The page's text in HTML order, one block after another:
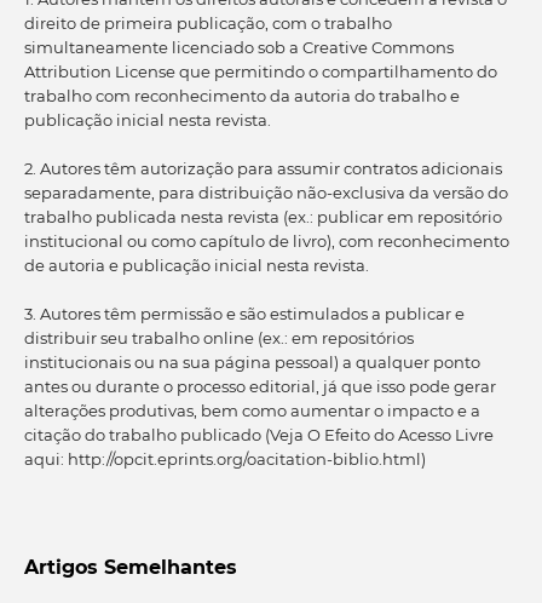
direito de primeira publicação, com o trabalho
simultaneamente licenciado sob a Creative Commons
Attribution License que permitindo o compartilhamento do
trabalho com reconhecimento da autoria do trabalho e
publicação inicial nesta revista.
2. Autores têm autorização para assumir contratos adicionais
separadamente, para distribuição não-exclusiva da versão do
trabalho publicada nesta revista (ex.: publicar em repositório
institucional ou como capítulo de livro), com reconhecimento
de autoria e publicação inicial nesta revista.
3. Autores têm permissão e são estimulados a publicar e
distribuir seu trabalho online (ex.: em repositórios
institucionais ou na sua página pessoal) a qualquer ponto
antes ou durante o processo editorial, já que isso pode gerar
alterações produtivas, bem como aumentar o impacto e a
citação do trabalho publicado (Veja O Efeito do Acesso Livre
aqui: http://opcit.eprints.org/oacitation-biblio.html)
Artigos Semelhantes